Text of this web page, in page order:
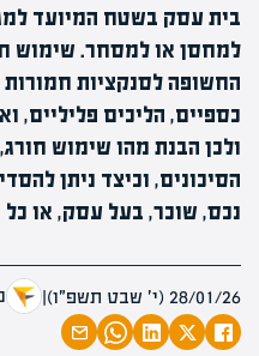
בית עסק בשטח המיועד
למחסן או למסחר. שימוש
החשופה לסנקציות
כספיים, הליכים פליליים,
ולכן הבנת מהו שימוש
הסיכונים, וכיצד ניתן
נכס, שוכר, בעל עסק, או
28/01/26 (י׳ שבט תשפ״ו) |